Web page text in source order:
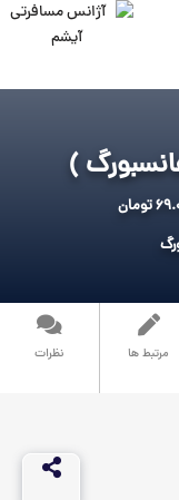
)
مرتبط ها نظرات